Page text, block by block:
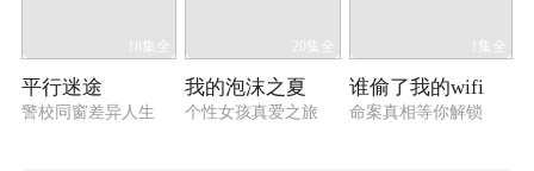
18集全
平行迷途
警校同窗差异人生
20集全
我的泡沫之夏
个性女孩真爱之旅
1集全
谁偷了我的wifi
命案真相等你解锁